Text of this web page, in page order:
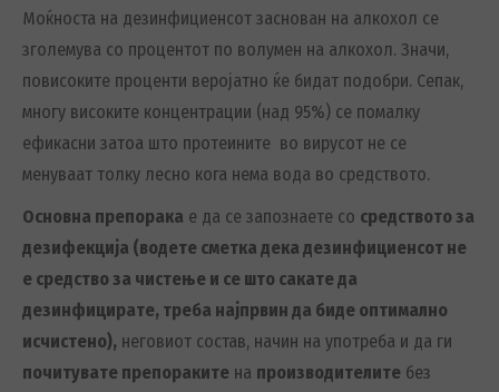
Моќноста на дезинфициенсот заснован на алкохол се
зголемува со процентот по волумен на алкохол. Значи,
повисоките проценти веројатно ќе бидат подобри. Сепак,
многу високите концентрации (над 95%) се помалку
ефикасни затоа што протеините во вирусот не се
менуваат толку лесно кога нема вода во средството.
Основна препорака е да се запознаете со средството за
дезифекција (водете сметка дека дезинфициенсот не
е средство за чистење и се што сакате да
дезинфицирате, треба најпрвин да биде оптимално
исчистено), неговиот состав, начин на употреба и да ги
почитувате препораките на производителите без